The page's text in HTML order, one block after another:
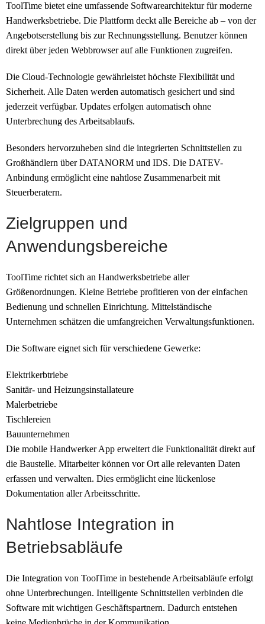
ToolTime bietet eine umfassende Softwarearchitektur für moderne
Handwerksbetriebe. Die Plattform deckt alle Bereiche ab – von der
Angebotserstellung bis zur Rechnungsstellung. Benutzer können
direkt über jeden Webbrowser auf alle Funktionen zugreifen.
Die Cloud-Technologie gewährleistet höchste Flexibilität und
Sicherheit. Alle Daten werden automatisch gesichert und sind
jederzeit verfügbar. Updates erfolgen automatisch ohne
Unterbrechung des Arbeitsablaufs.
Besonders hervorzuheben sind die integrierten Schnittstellen zu
Großhändlern über DATANORM und IDS. Die DATEV-
Anbindung ermöglicht eine nahtlose Zusammenarbeit mit
Steuerberatern.
Zielgruppen und
Anwendungsbereiche
ToolTime richtet sich an Handwerksbetriebe aller
Größenordnungen. Kleine Betriebe profitieren von der einfachen
Bedienung und schnellen Einrichtung. Mittelständische
Unternehmen schätzen die umfangreichen Verwaltungsfunktionen.
Die Software eignet sich für verschiedene Gewerke:
Elektrikerbtriebe
Sanitär- und Heizungsinstallateure
Malerbetriebe
Tischlereien
Bauunternehmen
Die mobile Handwerker App erweitert die Funktionalität direkt auf
die Baustelle. Mitarbeiter können vor Ort alle relevanten Daten
erfassen und verwalten. Dies ermöglicht eine lückenlose
Dokumentation aller Arbeitsschritte.
Nahtlose Integration in
Betriebsabläufe
Die Integration von ToolTime in bestehende Arbeitsabläufe erfolgt
ohne Unterbrechungen. Intelligente Schnittstellen verbinden die
Software mit wichtigen Geschäftspartnern. Dadurch entstehen